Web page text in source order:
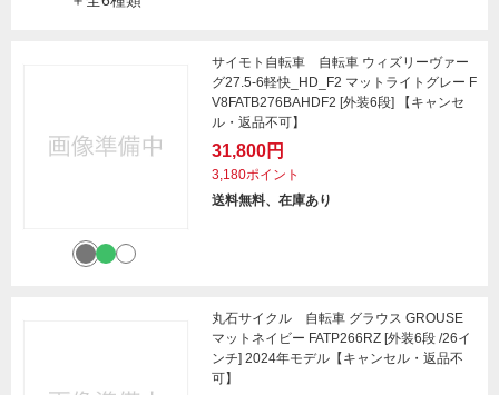
サイモト自転車 自転車 ウィズリーヴァー
グ27.5-6軽快_HD_F2 マットライトグレー F
V8FATB276BAHDF2 [外装6段] 【キャンセ
ル・返品不可】
31,800円
3,180ポイント
送料無料、在庫あり
丸石サイクル 自転車 グラウス GROUSE
マットネイビー FATP266RZ [外装6段 /26イ
ンチ] 2024年モデル【キャンセル・返品不
可】